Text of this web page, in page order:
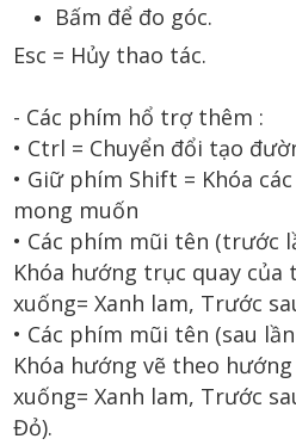
Bấm để đo góc.
Esc = Hủy thao tác.
- Các phím hổ trợ thêm :
• Ctrl = Chuyển đổi tạo
• Giữ phím Shift = Khóa
mong muốn
• Các phím mũi tên (trước
Khóa hướng trục quay của
xuống= Xanh lam, Trước
• Các phím mũi tên (sau
Khóa hướng vẽ theo
xuống= Xanh lam, Trước
Đỏ).